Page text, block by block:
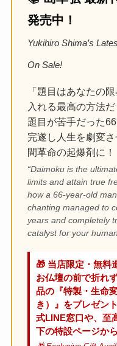
発売中！
Yukihiro Shima’s
On Sale!
「題目はあなたの
入れる最高の方法だ
題目が苦手だった
完遂し人生を劇変
間革命の起爆剤に！
“Daimoku is the
limits and attain true
how a 66-year-old
chanting managed to
years and completely
catalyst for your
🎁 当店限定・無料
お仏壇の前で折れ
品の『特製・生命
き）』をプレゼン
式LINE窓口や、至
下の特設ページか